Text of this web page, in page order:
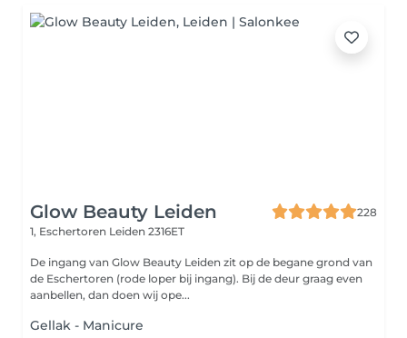
Glow Beauty Leiden
228
1, Eschertoren Leiden 2316ET
De ingang van Glow Beauty Leiden zit op de begane grond van
de Eschertoren (rode loper bij ingang). Bij de deur graag even
aanbellen, dan doen wij ope...
Gellak - Manicure